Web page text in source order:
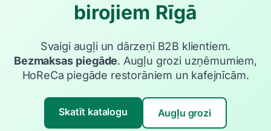
birojiem Rīgā
Svaigi augļi un dārzeņi B2B klientiem.
Bezmaksas piegāde. Augļu grozi uzņēmumiem,
HoReCa piegāde restorāniem un kafejnīcām.
Skatīt katalogu Augļu grozi